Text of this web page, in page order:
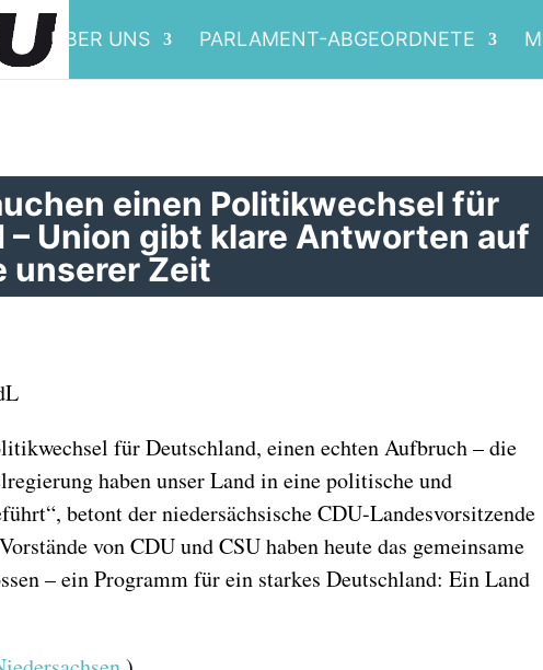
ÜBER UNS PARLAMENT-ABGEORDNETE
einen Politikwechsel für
– Union gibt klare Antworten auf
unserer Zeit
für Deutschland, einen echten Aufbruch – die
haben unser Land in eine politische und
betont der niedersächsische CDU-Landesvorsitzende
von CDU und CSU haben heute das gemeinsame
– ein Programm für ein starkes Deutschland: Ein Land